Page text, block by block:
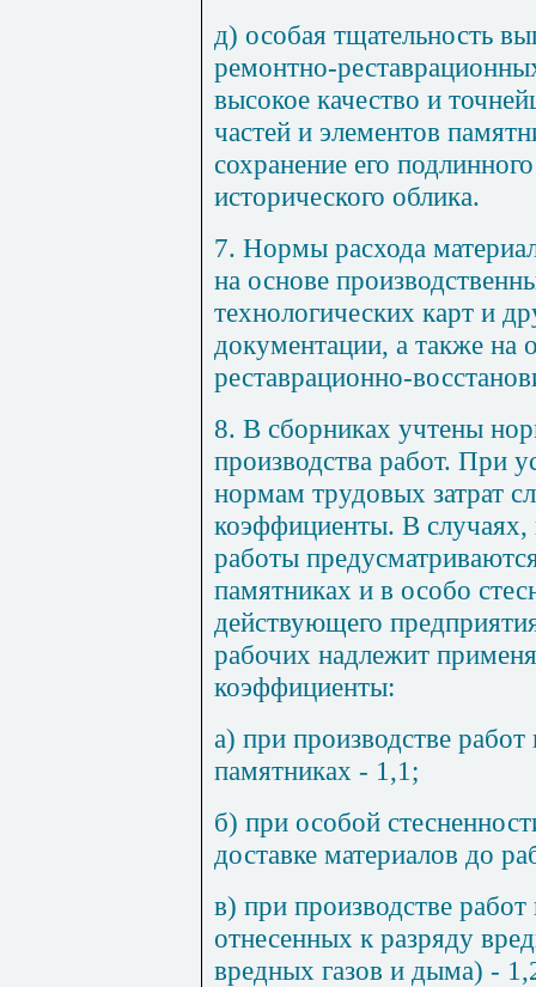
д) особая тщательность
ремонтно-реставрационны
высокое качество и
частей и элементов
сохранение его
исторического облика.
7. Нормы расхода
на основе
технологических карт и
документации, а также на
реставрационно-восст
8. В сборниках учтены
производства работ. При
нормам трудовых затрат
коэффициенты. В случаях,
работы
памятниках и в особо
действующего
рабочих надлежит
коэффициенты:
а) при производстве
памятниках - 1,1;
б) при особой
доставке материалов до
в) при производстве
отнесенных к разряду
вредных газов и дыма) -